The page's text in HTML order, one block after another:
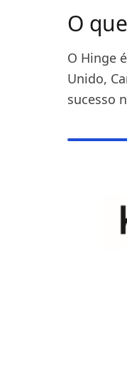
O
O Hinge
Unido,
sucesso